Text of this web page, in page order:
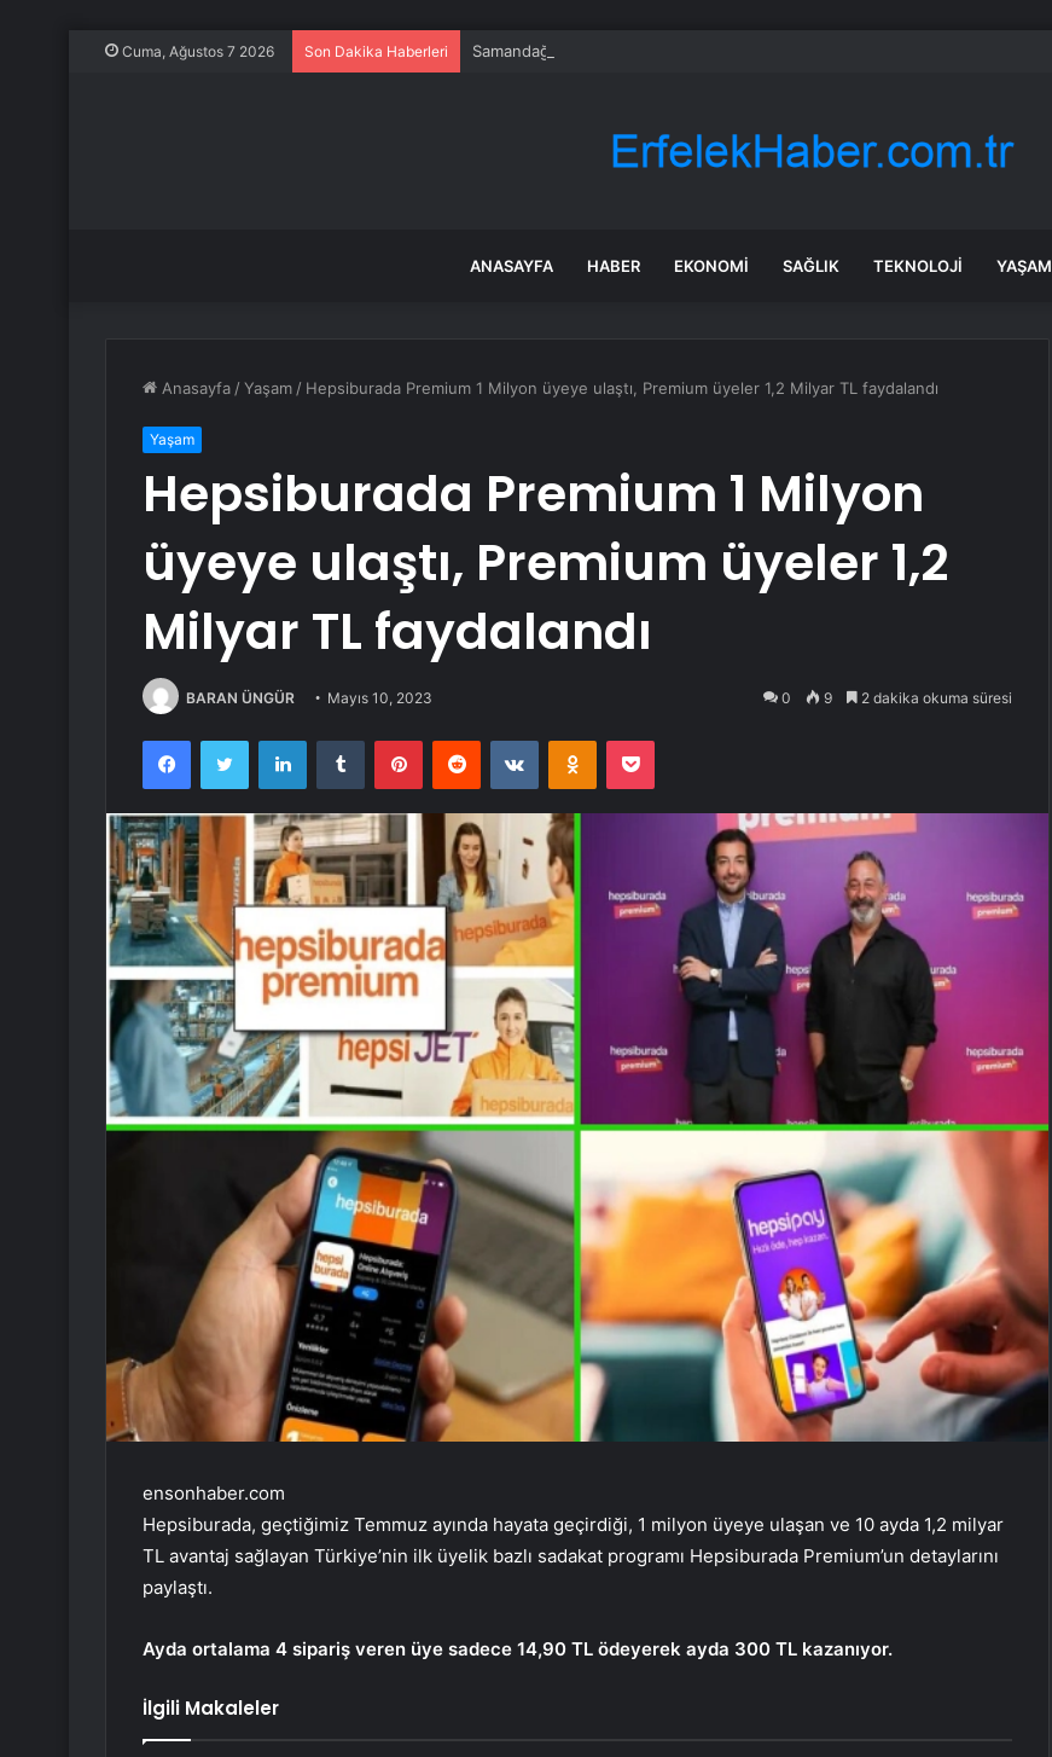
Cuma, Ağustos 7 2026 Son Dakika Haberleri Samandağ’da Selde Kaybolan Genç Bulundu
ANASAYFA HABER EKONOMI SAĞLIK TEKNOLOJI YAŞAM
Anasayfa /Yaşam / Hepsiburada Premium 1 Milyon üyeye ulaştı, Premium üyeler 1,2 Milyar TL faydalandı
Yaşam
Hepsiburada Premium 1 Milyon
üyeye ulaştı, Premium üyeler 1,2
Milyar TL faydalandı
BARAN ÜNGÜR Mayıs 10, 2023 0 9 2 dakika okuma süresi
FacebookTwitter LinkedInTumblr PinterestReddit VKontakteOdnoklassniki
Pocket
ensonhaber.com
Hepsiburada, geçtiğimiz Temmuz ayında hayata geçirdiği, 1 milyon üyeye ulaşan ve 10 ayda 1,2 milyar
TL avantaj sağlayan Türkiye’nin ilk üyelik bazlı sadakat programı Hepsiburada Premium’un detaylarını
paylaştı.
Ayda ortalama 4 sipariş veren üye sadece 14,90 TL ödeyerek ayda 300 TL kazanıyor.
İlgili Makaleler